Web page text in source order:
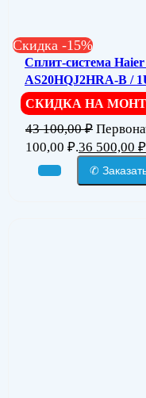
Скидка -15%
Сплит-система
AS20HQJ2HRA-B /
СКИДКА НА
43 100,00₽
100,00 ₽.36 500,00 ₽
✆